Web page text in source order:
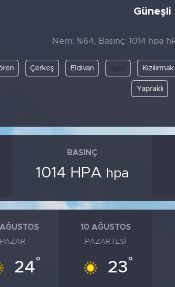
Güneşli
Nem: %64, Basınç: 1014 hpa
Çerkeş Eldivan Ilgaz Kızılırmak
Yapraklı
BASINÇ
1014 HPA hpa
PAZAR
24°
10 AĞUSTOS
PAZARTESI
23°